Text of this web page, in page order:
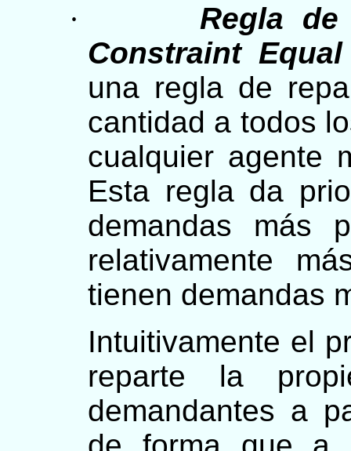
·
Regla
Constraint
una regla de
cantidad a todos
cualquier agente
Esta regla da
demandas más
relativamente
tienen demandas
Intuitivamente el
reparte la
demandantes a